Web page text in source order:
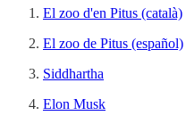
El zoo d'en Pitus (català)
El zoo de Pitus (español)
Siddhartha
Elon Musk